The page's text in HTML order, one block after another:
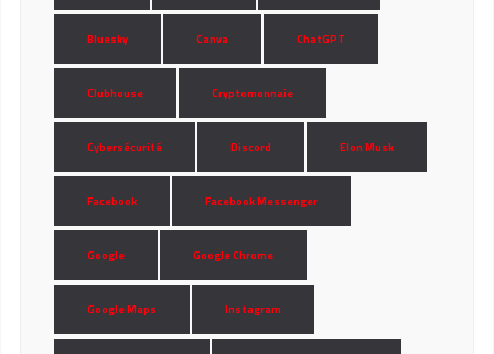
Bluesky Canva ChatGPT
Clubhouse Cryptomonnaie
Cybersécurité Discord Elon Musk
Facebook Facebook Messenger
Google Google Chrome
Google Maps Instagram